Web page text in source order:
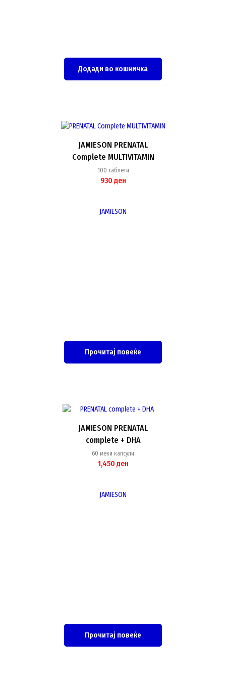
Додади во кошничка
JAMIESON PRENATAL
Complete MULTIVITAMIN
100 таблети
930 ден
JAMIESON
Прочитај повеќе
JAMIESON PRENATAL
complete + DHA
60 меки капсули
1,450 ден
JAMIESON
Прочитај повеќе